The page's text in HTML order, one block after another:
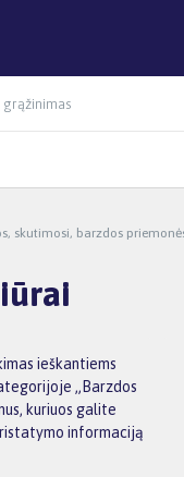
skutimosi, barzdos
ieškantiems
„Barzdos
kuriuos galite
informaciją